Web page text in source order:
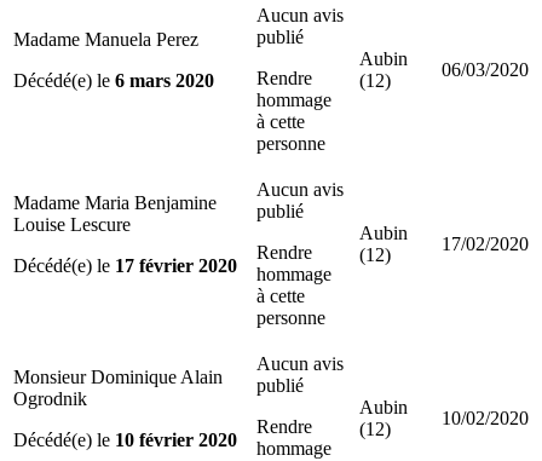
Madame Manuela Perez
Décédé(e) le 6 mars 2020
Aucun avis
publié
Rendre
hommage
à cette
personne
Aubin
(12)
06/03/2020
Madame Maria Benjamine
Louise Lescure
Décédé(e) le 17 février 2020
Aucun avis
publié
Rendre
hommage
à cette
personne
Aubin
(12)
17/02/2020
Monsieur Dominique Alain
Ogrodnik
Décédé(e) le 10 février 2020
Aucun avis
publié
Rendre
hommage
Aubin
(12)
10/02/2020